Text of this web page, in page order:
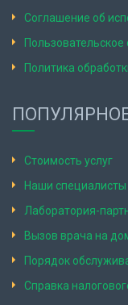
Соглашение об
Политика
Стоимость услуг
Наши специалисты
Лаборатория-
Вызов врача на
Порядок
Справка